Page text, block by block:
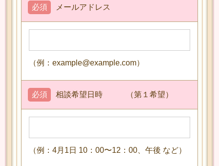
メールアドレス
必須
（例：example@example.com）
相談希望日時 （第１希望）
必須
（例：4月1日 10：00〜12：00、午後 など）